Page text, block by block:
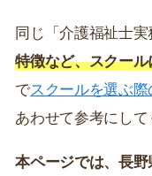
同じ「介護福祉士実
特徴など、スクー
でスクールを選ぶ際
あわせて参考にして
本ページでは、長